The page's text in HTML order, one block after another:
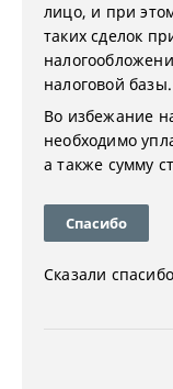
лицо, и при
таких сделок
налоговой базы.
Во избежание
необходимо
а также сумму
Спасибо
Сказали